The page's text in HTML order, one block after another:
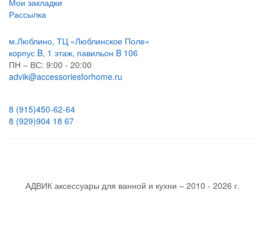
Мои закладки
Рассылка
м.Люблино, ТЦ «Люблинское Поле»
корпус B, 1 этаж, павильон B 106
ПН – ВС: 9:00 - 20:00
advik@accessoriesforhome.ru
8 (915)450-62-64
8 (929)904 18 67
АДВИК аксессуары для ванной и кухни – 2010 - 2026 г.